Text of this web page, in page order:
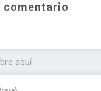
comentario